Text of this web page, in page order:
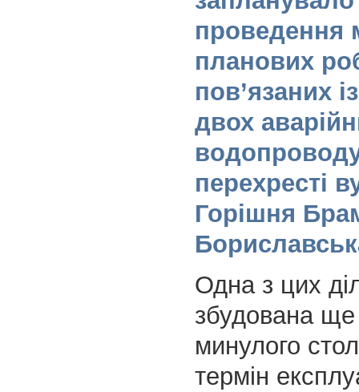
проведення
планових
пов’язаних
двох
перехресті
Горішня
Одна з цих
збудована
минулого
термін